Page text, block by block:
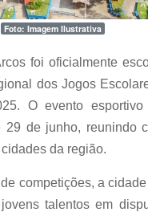
Foto: Imagem Ilustrativa
foi oficialmente
dos Jogos
O evento esportivo
de junho, reunindo
da região.
competições, a
talentos em